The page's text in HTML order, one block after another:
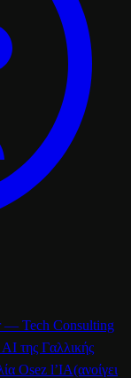
— Tech Consulting
της Γαλλικής
Osez l’IA(ανοίγει